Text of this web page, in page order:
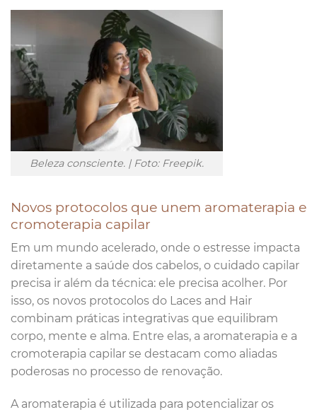
Beleza consciente. | Foto: Freepik.
Novos protocolos que unem aromaterapia e
cromoterapia capilar
Em um mundo acelerado, onde o estresse impacta
diretamente a saúde dos cabelos, o cuidado capilar
precisa ir além da técnica: ele precisa acolher. Por
isso, os novos protocolos do Laces and Hair
combinam práticas integrativas que equilibram
corpo, mente e alma. Entre elas, a aromaterapia e a
cromoterapia capilar se destacam como aliadas
poderosas no processo de renovação.
A aromaterapia é utilizada para potencializar os